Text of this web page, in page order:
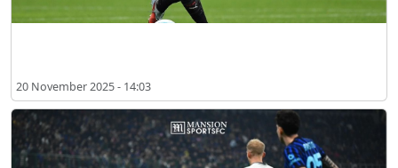
20 November 2025 - 14:03